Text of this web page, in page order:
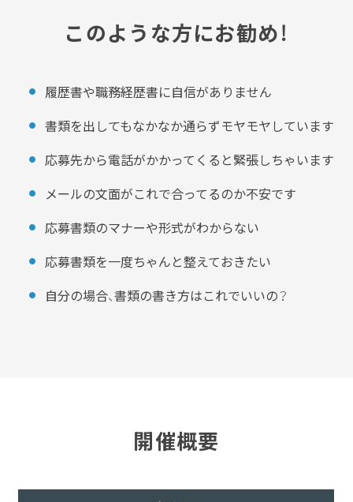
このような方にお勧め！
履歴書や職務経歴書に自信がありません
書類を出してもなかなか通らずモヤモヤしています
応募先から電話がかかってくると緊張しちゃいます
メールの文面がこれで合ってるのか不安です
応募書類のマナーや形式がわからない
応募書類を一度ちゃんと整えておきたい
自分の場合、書類の書き方はこれでいいの？
開催概要